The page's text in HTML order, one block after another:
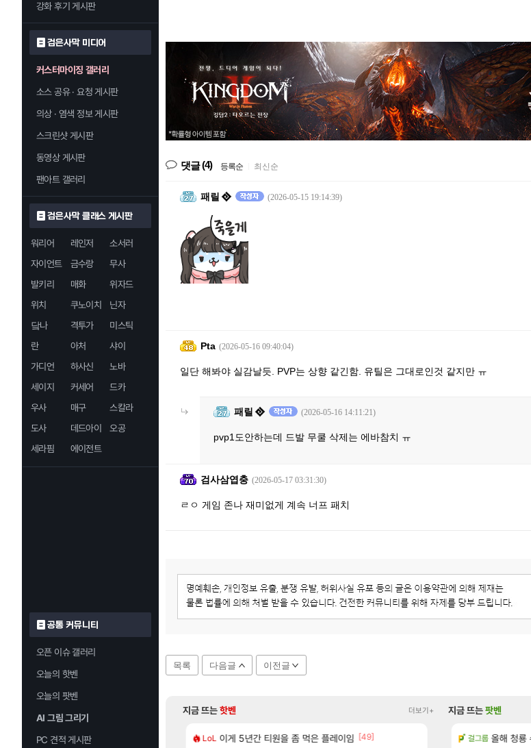
강화 후기 게시판
검은사막 미디어
커스터마이징 갤러리
소스 공유 · 요청 게시판
의상 · 염색 정보 게시판
스크린샷 게시판
동영상 게시판
팬아트 갤러리
검은사막 클래스 게시판
워리어 레인저
소서러
자이언트
금수랑
무사
발키리
매화
위자드
위치
쿠노이치
닌자
닼나
격투가
미스틱
란
아처
샤이
가디언
하사신
노바
세이지
커세어
드카
우사
매구
스칼라
도사
데드아이
오공
세라핌
에이전트
공통 커뮤니티
오픈 이슈 갤러리
오늘의 핫벤
오늘의 팟벤
AI 그림 그리기
PC 견적 게시판
댓글(4) 등록순 최신순
패릴 (2026-05-15 19:14:39)
Pta (2026-05-16 09:40:04)
일단 해봐야 실감날듯. PVP는 상향 같긴함. 유틸은 그대로인것 같지만 ㅠ
패릴 (2026-05-16 14:11:21)
pvp1도안하는데 드발 무쿨 삭제는 에바참치 ㅠ
검사삼엽충 (2026-05-17 03:31:30)
ㄹㅇ 게임 존나 재미없게 계속 너프 패치
목록 다음글 이전글
지금 뜨는핫벤 더보기+
들아니야 ㅡㅡ [10] LoL 이게 5년간 티원을 좀 먹은 플레이임 [49]
메이플 “ 경기도 사
지금 뜨는팟벤
구라 개발사 신작 [시노비 넥서스] 연내 출시 예정
PV 비스트 오브 리인카네이션 오픈 트레일러 걸그룹 올해 청룡